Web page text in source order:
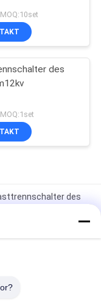
des
des
10KV